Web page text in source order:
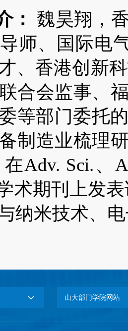
：
魏昊翔，
师、
国际电
、 香港创新
合会监事、
等部门委托
制造业梳理
在Adv. Sci.、
术期刊上发
纳米技术、
山大部门学院网站